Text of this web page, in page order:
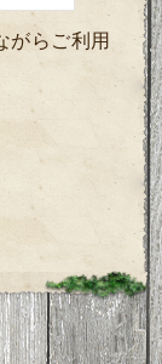
がらご利用